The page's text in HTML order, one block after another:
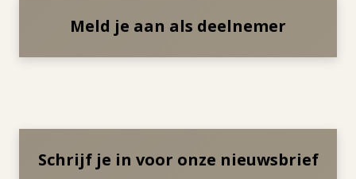
Meld je aan als deelnemer
Schrijf je in voor onze nieuwsbrief